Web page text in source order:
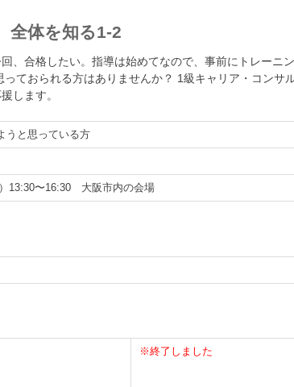
体を知る1-2
、合格したい。指導は始めてなので、事前にトレーニ
ておられる方はありませんか？ 1級キャリア・コンサ
します。
うと思っている方
13:30〜16:30 大阪市内の会場
※終了しました